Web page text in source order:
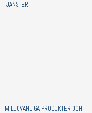
TJÄNSTER
MILJÖVÄNLIGA PRODUKTER OCH